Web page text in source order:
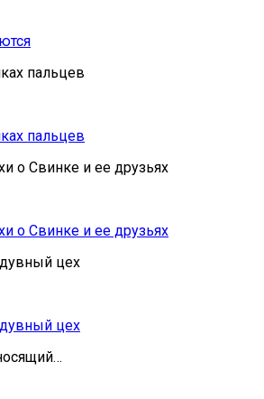
пальцев
пальцев
о Свинке и ее друзьях
о Свинке и ее друзьях
цех
цех